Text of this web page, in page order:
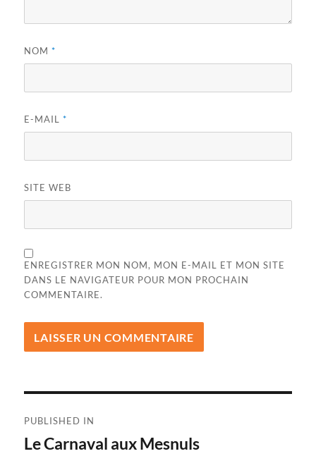
NOM*
E-MAIL*
SITE WEB
ENREGISTRER MON NOM, MON E-MAIL ET MON SITE
DANS LE NAVIGATEUR POUR MON PROCHAIN
COMMENTAIRE.
de
PUBLISHED IN
Le Carnaval aux Mesnuls